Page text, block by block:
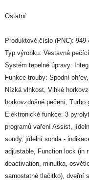
Ostatní
Produktové číslo (PNC): 949
Typ výrobku: Vestavná
Systém tepelné úpravy:
Funkce trouby: Spodní
Nízká vlhkost, Vlhké
horkovzdušné pečení, Turbo
Elektronické funkce: 3
programů vaření Assist,
sondy, jídelní sonda -
adjustable, Function lock (in
deactivation, minutka,
samostatné tlačitko), dveřní